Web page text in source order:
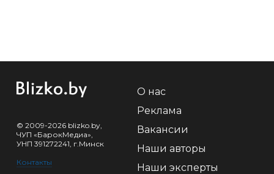
© 2009-2026 blizko.by,
ЧУП «БарокМедиа»,
УНП 391272241, г.Минск
Контакты
О нас
Реклама
Вакансии
Наши авторы
Наши эксперты